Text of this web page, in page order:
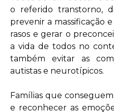
o referido transtorno,
prevenir a massificação
rasos e gerar o
a vida de todos no
também evitar as
autistas e neurotípicos.
Famílias que
e reconhecer as